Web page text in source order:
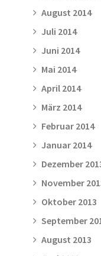
August 2014
Juli 2014
Juni 2014
Mai 2014
April 2014
März 2014
Februar 2014
Januar 2014
Dezember
November
Oktober 2013
September
August 2013